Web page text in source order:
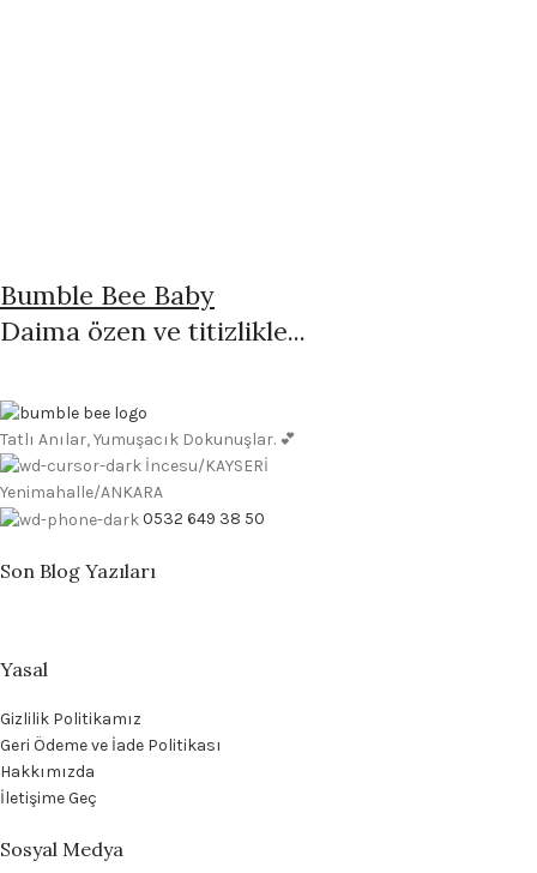
Bumble Bee Baby
Daima özen ve titizlikle...
Tatlı Anılar, Yumuşacık Dokunuşlar. 💕
İncesu/KAYSERİ
Yenimahalle/ANKARA
0532 649 38 50
Son Blog Yazıları
Yasal
Gizlilik Politikamız
Geri Ödeme ve İade Politikası
Hakkımızda
İletişime Geç
Sosyal Medya